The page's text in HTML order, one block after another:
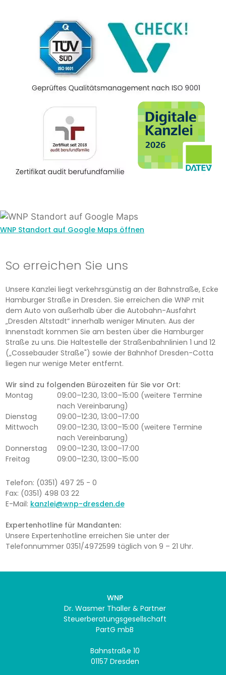
WNP Standort auf Google Maps öffnen
So erreichen Sie uns
Unsere Kanzlei liegt verkehrsgünstig an der Bahnstraße, Ecke
Hamburger Straße in Dresden. Sie erreichen die WNP mit
dem Auto von außerhalb über die Autobahn-Ausfahrt
„Dresden Altstadt“ innerhalb weniger Minuten. Aus der
Innenstadt kommen Sie am besten über die Hamburger
Straße zu uns. Die Haltestelle der Straßenbahnlinien 1 und 12
(„Cossebauder Straße") sowie der Bahnhof Dresden-Cotta
liegen nur wenige Meter entfernt.
Wir sind zu folgenden Bürozeiten für Sie vor Ort:
Montag
09:00–12:30, 13:00–15:00 (weitere Termine
nach Vereinbarung)
Dienstag
09:00–12:30, 13:00–17:00
Mittwoch
09:00–12:30, 13:00–15:00 (weitere Termine
nach Vereinbarung)
Donnerstag
09:00–12:30, 13:00–17:00
Freitag
09:00–12:30, 13:00–15:00
Telefon: (0351) 497 25 - 0
Fax: (0351) 498 03 22
E-Mail: kanzlei@wnp-dresden.de
Expertenhotline für Mandanten:
Unsere Expertenhotline erreichen Sie unter der
Telefonnummer 0351/4972599 täglich von 9 – 21 Uhr.
WNP
Dr. Wasmer Thaller & Partner
Steuerberatungsgesellschaft
PartG mbB
Bahnstraße 10
01157 Dresden